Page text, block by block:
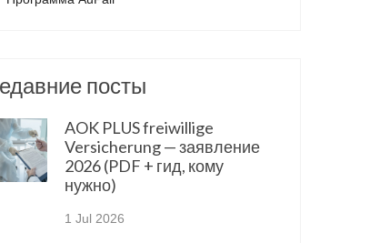
посты
AOK PLUS freiwillige
Versicherung — заявление
2026 (PDF + гид, кому
нужно)
1 Jul 2026